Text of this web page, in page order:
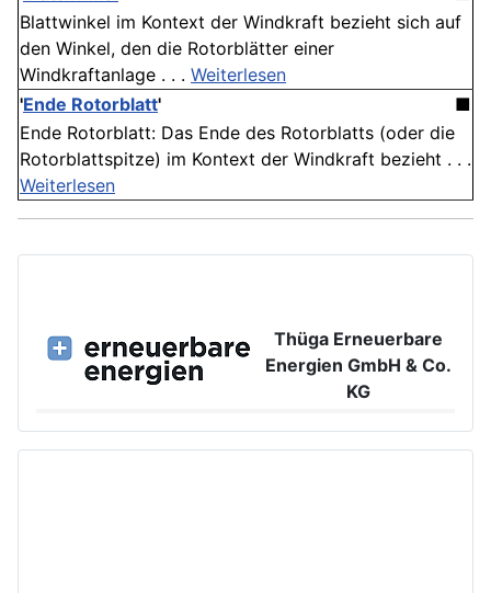
Blattwinkel im Kontext der Windkraft bezieht sich auf
den Winkel, den die Rotorblätter einer
Windkraftanlage . . . Weiterlesen
'Ende Rotorblatt'
■
Ende Rotorblatt: Das Ende des Rotorblatts (oder die
Rotorblattspitze) im Kontext der Windkraft bezieht . . .
Weiterlesen
Thüga Erneuerbare
Energien GmbH & Co.
KG
www.ee.thuega.de